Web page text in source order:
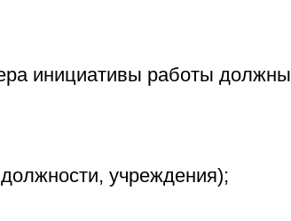
инициативы работы должны
учреждения);